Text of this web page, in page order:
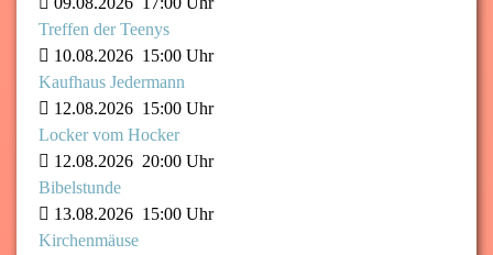
Treffen der Teenys
10.08.2026 15:00 Uhr
Kaufhaus Jedermann
12.08.2026 15:00 Uhr
Locker vom Hocker
12.08.2026 20:00 Uhr
Bibelstunde
13.08.2026 15:00 Uhr
Kirchenmäuse